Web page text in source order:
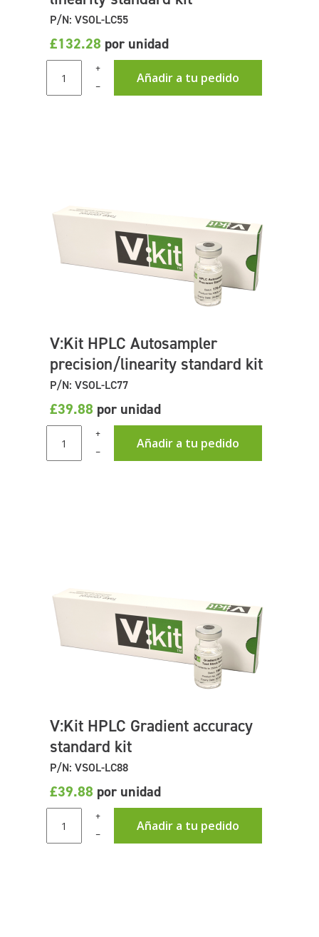
P/N: VSOL-LC55
£132.28 por unidad
+
Añadir a tu pedido
–
V:Kit HPLC Autosampler
precision/linearity standard kit
P/N: VSOL-LC77
£39.88 por unidad
+
Añadir a tu pedido
–
V:Kit HPLC Gradient accuracy
standard kit
P/N: VSOL-LC88
£39.88 por unidad
+
Añadir a tu pedido
–